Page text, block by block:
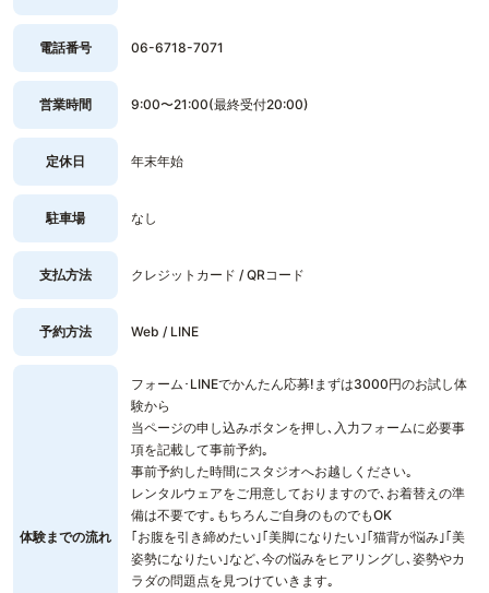
電話番号 06-6718-7071
営業時間 9:00〜21:00(最終受付20:00)
定休日 年末年始
駐車場 なし
支払方法 クレジットカード / QRコード
予約方法 Web / LINE
体験までの流れ
フォーム･LINEでかんたん応募!まずは3000円のお試し体
験から
当ページの申し込みボタンを押し､入力フォームに必要事
項を記載して事前予約｡
事前予約した時間にスタジオへお越しください｡
レンタルウェアをご用意しておりますので､お着替えの準
備は不要です｡もちろんご自身のものでもOK
｢お腹を引き締めたい｣｢美脚になりたい｣｢猫背が悩み｣｢美
姿勢になりたい｣など､今の悩みをヒアリングし､姿勢やカ
ラダの問題点を見つけていきます｡